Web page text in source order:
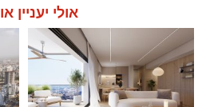
אולי יעניין